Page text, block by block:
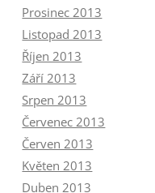
Prosinec 2013
Listopad 2013
Říjen 2013
Září 2013
Srpen 2013
Červenec 2013
Červen 2013
Květen 2013
Duben 2013